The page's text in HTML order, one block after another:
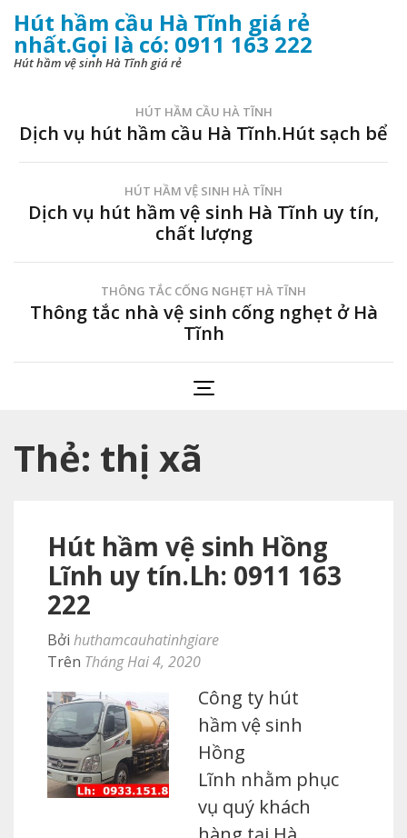
Hút hầm cầu Hà Tĩnh giá rẻ
nhất.Gọi là có: 0911 163 222
Hút hầm vệ sinh Hà Tĩnh giá rẻ
HÚT HẦM CẦU HÀ TĨNH
Dịch vụ hút hầm cầu Hà Tĩnh.Hút sạch bể
HÚT HẦM VỆ SINH HÀ TĨNH
Dịch vụ hút hầm vệ sinh Hà Tĩnh uy tín,
chất lượng
THÔNG TẮC CỐNG NGHẸT HÀ TĨNH
Thông tắc nhà vệ sinh cống nghẹt ở Hà
Tĩnh
Thẻ: thị xã
Hút hầm vệ sinh Hồng
Lĩnh uy tín.Lh: 0911 163
222
Bởi huthamcauhatinhgiare
Trên Tháng Hai 4, 2020
Công ty hút
hầm vệ sinh
Hồng
Lĩnh nhằm phục
vụ quý khách